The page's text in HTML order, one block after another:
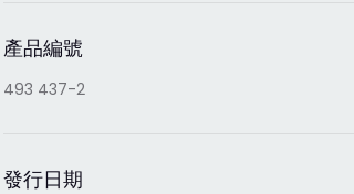
產品編號
493 437-2
發行日期